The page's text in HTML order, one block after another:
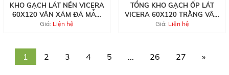
KHO GẠCH LÁT NỀN VICERA
60X120 VÂN XÁM ĐÁ MẪU
MỚI TẠI QUẬN 3
Giá: Liện hệ
TỔNG KHO GẠCH ỐP LÁT
VICERA 60X120 TRẰNG VÂN
BÓNG KIM CƯƠNG
Giá: Liện hệ
1 2 3 4 5 26 27 »